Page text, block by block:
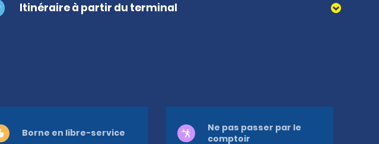
Itinéraire à partir du terminal
Borne en libre-service
Ne pas passer par le
comptoir